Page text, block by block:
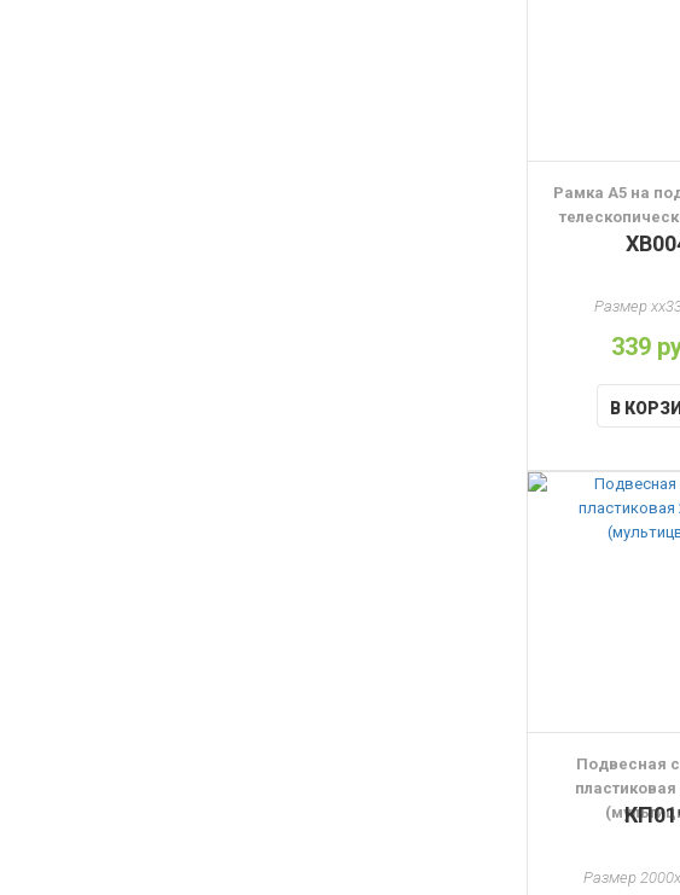
Рамка А5 на
Размер
339
В
Подвесная
пластиковая
Размер